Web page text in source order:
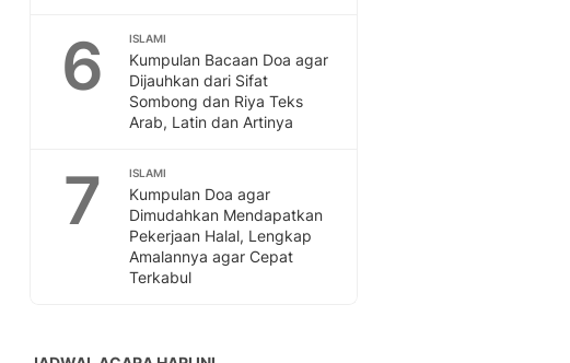
6 ISLAMI
Kumpulan Bacaan Doa agar
Dijauhkan dari Sifat
Sombong dan Riya Teks
Arab, Latin dan Artinya
7 ISLAMI
Kumpulan Doa agar
Dimudahkan Mendapatkan
Pekerjaan Halal, Lengkap
Amalannya agar Cepat
Terkabul